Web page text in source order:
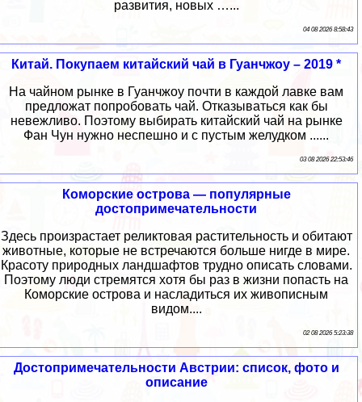
развития, новых …...
04 08 2026 8:58:43
Китай. Покупаем китайский чай в Гуанчжоу – 2019 *
На чайном рынке в Гуанчжоу почти в каждой лавке вам
предложат попробовать чай. Отказываться как бы
невежливо. Поэтому выбирать китайский чай на рынке
Фан Чун нужно неспешно и с пустым желудком ......
03 08 2026 22:53:46
Коморские острова — популярные
достопримечательности
Здесь произрастает реликтовая растительность и обитают
животные, которые не встречаются больше нигде в мире.
Красоту природных ландшафтов трудно описать словами.
Поэтому люди стремятся хотя бы раз в жизни попасть на
Коморские острова и насладиться их живописным
видом....
02 08 2026 5:23:38
Достопримечательности Австрии: список, фото и
описание